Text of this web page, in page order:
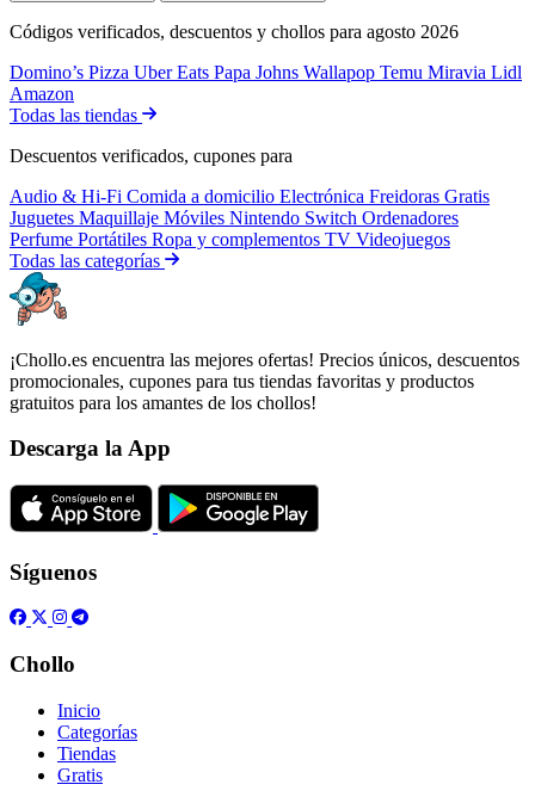
Códigos verificados, descuentos y chollos para agosto 2026
Domino’s Pizza Uber Eats Papa Johns Wallapop Temu Miravia Lidl
Amazon
Todas las tiendas
Descuentos verificados, cupones para
Audio & Hi-Fi Comida a domicilio Electrónica Freidoras Gratis
Juguetes Maquillaje Móviles Nintendo Switch Ordenadores
Perfume Portátiles Ropa y complementos TV Videojuegos
Todas las categorías
¡Chollo.es encuentra las mejores ofertas! Precios únicos, descuentos
promocionales, cupones para tus tiendas favoritas y productos
gratuitos para los amantes de los chollos!
Descarga la App
Síguenos
Chollo
Inicio
Categorías
Tiendas
Gratis